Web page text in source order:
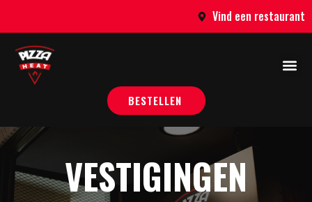
Vind een restaurant
BESTELLEN
VESTIGINGEN